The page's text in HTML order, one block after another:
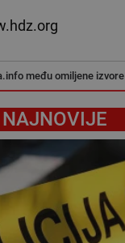
među omiljene izvore
NAJNOVIJE